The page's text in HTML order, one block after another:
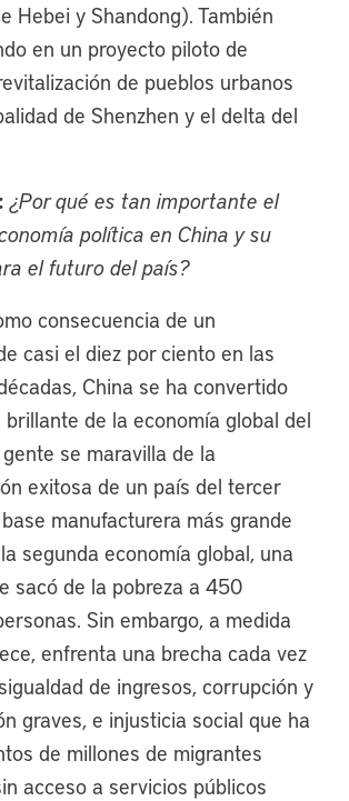
Hebei y Shandong). También
en un proyecto piloto de
de pueblos urbanos
de Shenzhen y el delta del
¿Por qué es tan importante el
política en China y su
el futuro del país?
consecuencia de un
casi el diez por ciento en las
China se ha convertido
de la economía global del
se maravilla de la
exitosa de un país del tercer
manufacturera más grande
segunda economía global, una
sacó de la pobreza a 450
Sin embargo, a medida
enfrenta una brecha cada vez
de ingresos, corrupción y
graves, e injusticia social que ha
de millones de migrantes
acceso a servicios públicos